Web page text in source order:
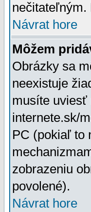
nečitateľným.
Návrat hore
Môžem
Obrázky sa
neexistuje
musíte uviesť
internete.sk/
PC (pokiaľ to
zobrazeniu
povolené).
Návrat hore